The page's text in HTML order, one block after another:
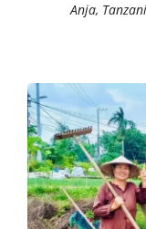
Anja,